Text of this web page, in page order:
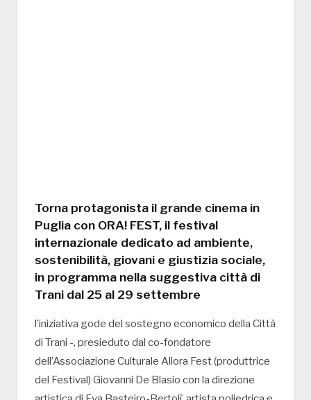
Torna protagonista il grande cinema in
Puglia con ORA! FEST, il festival
internazionale dedicato ad ambiente,
sostenibilità, giovani e giustizia sociale,
in programma nella suggestiva città di
Trani dal 25 al 29 settembre
l’iniziativa gode del sostegno economico della Città
di Trani -, presieduto dal co-fondatore
dell’Associazione Culturale Allora Fest (produttrice
del Festival) Giovanni De Blasio con la direzione